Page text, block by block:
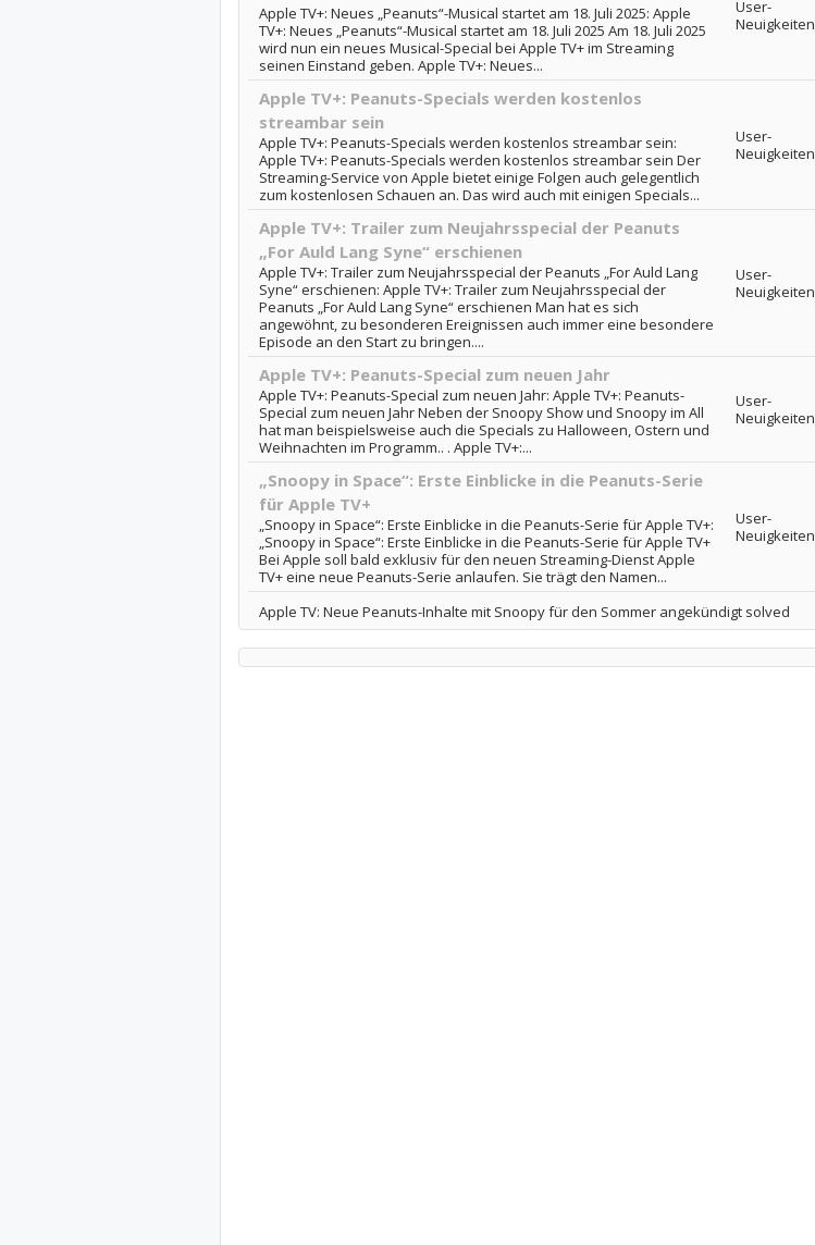
Apple TV+: Neues „Peanuts“-Musical startet am 18. Juli 2025: Apple
TV+: Neues „Peanuts“-Musical startet am 18. Juli 2025 Am 18. Juli 2025
wird nun ein neues Musical-Special bei Apple TV+ im Streaming
seinen Einstand geben. Apple TV+: Neues...
User-
Neuigkeiten
Apple TV+: Peanuts-Specials werden kostenlos
streambar sein
Apple TV+: Peanuts-Specials werden kostenlos streambar sein:
Apple TV+: Peanuts-Specials werden kostenlos streambar sein Der
Streaming-Service von Apple bietet einige Folgen auch gelegentlich
zum kostenlosen Schauen an. Das wird auch mit einigen Specials...
User-
Neuigkeiten
Apple TV+: Trailer zum Neujahrsspecial der Peanuts
„For Auld Lang Syne“ erschienen
Apple TV+: Trailer zum Neujahrsspecial der Peanuts „For Auld Lang
Syne“ erschienen: Apple TV+: Trailer zum Neujahrsspecial der
Peanuts „For Auld Lang Syne“ erschienen Man hat es sich
angewöhnt, zu besonderen Ereignissen auch immer eine besondere
Episode an den Start zu bringen....
User-
Neuigkeiten
Apple TV+: Peanuts-Special zum neuen Jahr
Apple TV+: Peanuts-Special zum neuen Jahr: Apple TV+: Peanuts-
Special zum neuen Jahr Neben der Snoopy Show und Snoopy im All
hat man beispielsweise auch die Specials zu Halloween, Ostern und
Weihnachten im Programm.. . Apple TV+:...
User-
Neuigkeiten
„Snoopy in Space“: Erste Einblicke in die Peanuts-Serie
für Apple TV+
„Snoopy in Space“: Erste Einblicke in die Peanuts-Serie für Apple TV+:
„Snoopy in Space“: Erste Einblicke in die Peanuts-Serie für Apple TV+
Bei Apple soll bald exklusiv für den neuen Streaming-Dienst Apple
TV+ eine neue Peanuts-Serie anlaufen. Sie trägt den Namen...
User-
Neuigkeiten
Apple TV: Neue Peanuts-Inhalte mit Snoopy für den Sommer angekündigt solved